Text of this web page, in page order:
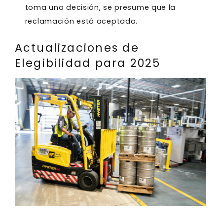
toma una decisión, se presume que la
reclamación está aceptada.
Actualizaciones de
Elegibilidad para 2025